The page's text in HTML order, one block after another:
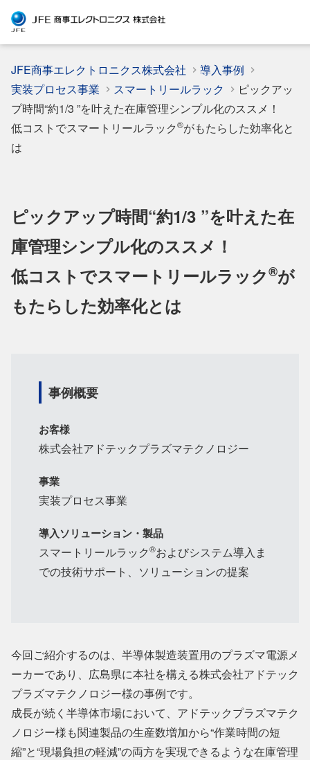
JFE商事エレクトロニクス株式会社
導入事例
実装プロセス事業
スマートリールラック
ピックアッ
プ時間“約1/3 ”を叶えた在庫管理シンプル化のススメ！
低コストでスマートリールラック®がもたらした効率化と
は
ピックアップ時間“約1/3 ”を叶えた在
庫管理シンプル化のススメ！
低コストでスマートリールラック®が
もたらした効率化とは
事例概要
お客様
株式会社アドテックプラズマテクノロジー
事業
実装プロセス事業
導入ソリューション・製品
スマートリールラック®およびシステム導入ま
での技術サポート、ソリューションの提案
今回ご紹介するのは、半導体製造装置用のプラズマ電源メ
ーカーであり、広島県に本社を構える株式会社アドテック
プラズマテクノロジー様の事例です。
成長が続く半導体市場において、アドテックプラズマテク
ノロジー様も関連製品の生産数増加から“作業時間の短
縮”と“現場負担の軽減”の両方を実現できるような在庫管理